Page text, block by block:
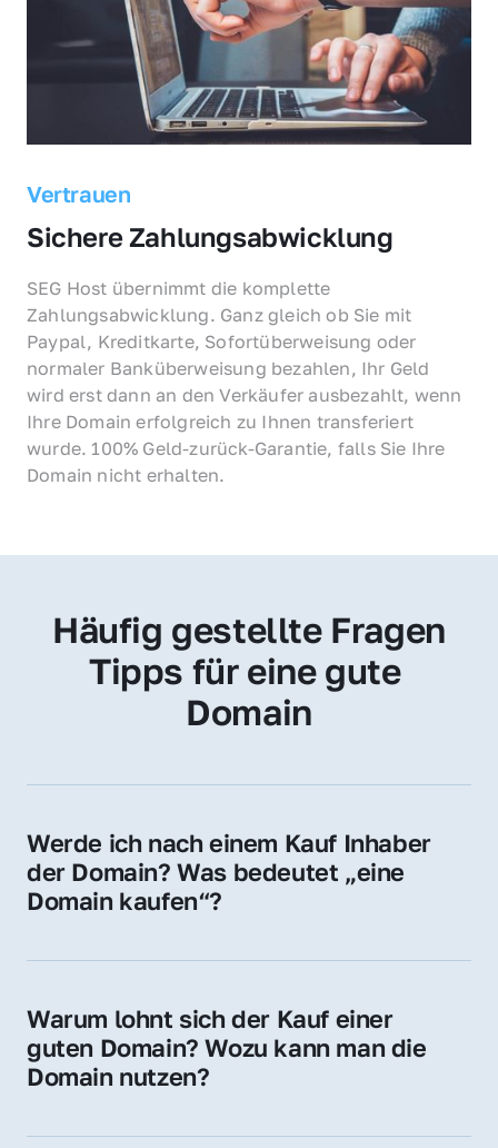
Vertrauen
Sichere Zahlungsabwicklung
SEG Host übernimmt die komplette
Zahlungsabwicklung. Ganz gleich ob Sie mit
Paypal, Kreditkarte, Sofortüberweisung oder
normaler Banküberweisung bezahlen, Ihr Geld
wird erst dann an den Verkäufer ausbezahlt, wenn
Ihre Domain erfolgreich zu Ihnen transferiert
wurde. 100% Geld-zurück-Garantie, falls Sie Ihre
Domain nicht erhalten.
Häufig gestellte Fragen
Tipps für eine gute
Domain
Werde ich nach einem Kauf Inhaber
der Domain? Was bedeutet „eine
Domain kaufen“?
Sie erhalten alle Rechte zur Nutzung,
Domain.
Warum lohnt sich der Kauf einer
guten Domain? Wozu kann man die
Domain nutzen?